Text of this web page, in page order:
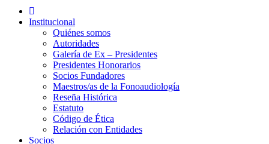
Institucional
Quiénes somos
Autoridades
Galería de Ex – Presidentes
Presidentes Honorarios
Socios Fundadores
Maestros/as de la Fonoaudiología
Reseña Histórica
Estatuto
Código de Ética
Relación con Entidades
Socios